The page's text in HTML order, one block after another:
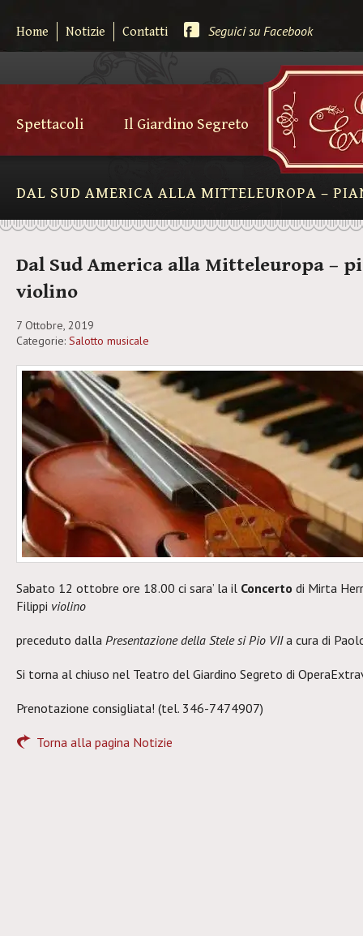
Home Notizie Contatti Seguici su Facebook
Spettacoli Il Giardino Segreto
DAL SUD AMERICA ALLA MITTELEUROPA –
Dal Sud America alla Mitteleuropa –
violino
7 Ottobre, 2019
Categorie: Salotto musicale
Sabato 12 ottobre ore 18.00 ci sara’ la il Concerto di Mirta
Filippi violino
preceduto dalla Presentazione della Stele si Pio VIIa cura di
Si torna al chiuso nel Teatro del Giardino Segreto di
Prenotazione consigliata! (tel. 346-7474907)
Torna alla pagina Notizie